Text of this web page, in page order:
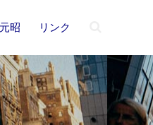
昭 リンク